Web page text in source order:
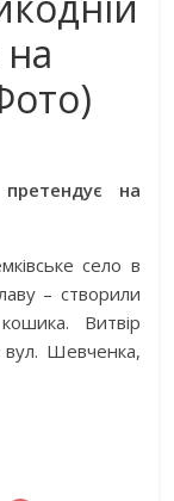
на
село в
– створили
Витвір
вул. Шевченка,